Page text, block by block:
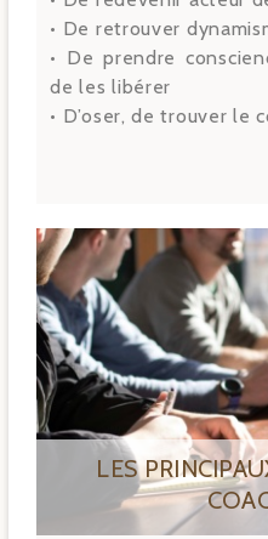
• De retrouver
• De prendre
de les libérer
• D’oser, de trouver le
LES